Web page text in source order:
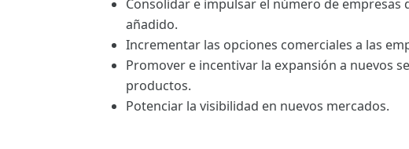
Consolidar e impulsar el número de empresas
añadido.
Incrementar las opciones comerciales a las
Promover e incentivar la expansión a nuevos
productos.
Potenciar la visibilidad en nuevos mercados.